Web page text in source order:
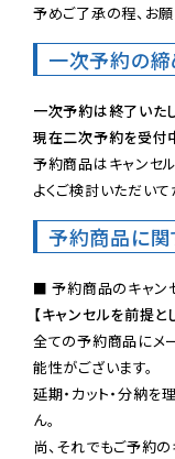
予めご了承の程、お願
一次予約の締
一次予約は終了いたし
現在二次予約を受付
予約商品はキャンセ
よくご検討いただいて
予約商品に
【キャンセルを前提
全ての予約商品にメ
能性がございます。
延期・カット・分納
ん。
尚、それでもご予約